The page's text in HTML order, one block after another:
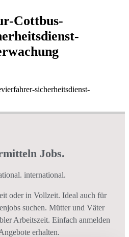
Cottbus-
sicherheitsdienst-
Jobs.
international.
oder in Vollzeit. Ideal auch für
suchen. Mütter und Väter
Arbeitszeit. Einfach anmelden
erhalten.